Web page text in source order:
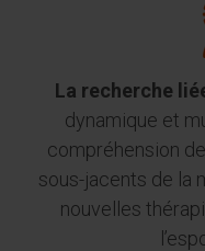
La recherche
dynamique et
compréhension
sous-jacents de la
nouvelles